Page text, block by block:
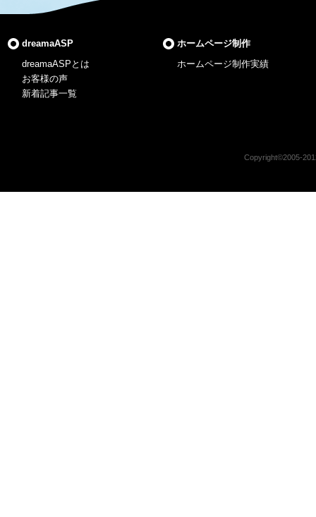
dreamaASP
dreamaASPとは
お客様の声
新着記事一覧
ホームページ制作
ホームページ制作実績
Copyright©2005-